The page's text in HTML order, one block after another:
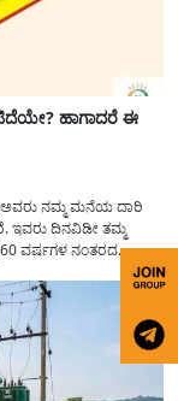
ಹಾಗಾದರೆ ಈ
ನಮ್ಮ ಮನೆಯ ದಾರಿ
ಇವರು ದಿನವಿಡೀ ತಮ್ಮ
60 ವರ್ಷಗಳ ನಂತರದ
ಆದ್ದರಿಂದ ಸರ್ಕಾರವು